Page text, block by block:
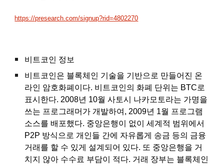
https://presearch.com/signup?rid=4802270
비트코인 정보
비트코인은 블록체인 기술을 기반으로 만들어진 온
라인 암호화폐이다. 비트코인의 화폐 단위는 BTC로
표시한다. 2008년 10월 사토시 나카모토라는 가명을
쓰는 프로그래머가 개발하여, 2009년 1월 프로그램
소스를 배포했다. 중앙은행이 없이 세계적 범위에서
P2P 방식으로 개인들 간에 자유롭게 송금 등의 금융
거래를 할 수 있게 설계되어 있다. 또 중앙은행을 거
치지 않아 수수료 부담이 적다. 거래 장부는 블록체인